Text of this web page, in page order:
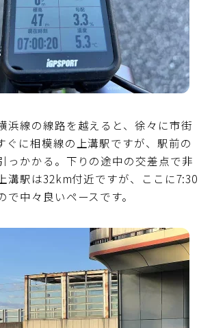
浜線の線路を越えると、徐々に市街
ぐに相模線の上溝駅ですが、駅前の
っかかる。下りの途中の交差点で非
溝駅は32km付近ですが、ここに7:30
で中々良いペースです。